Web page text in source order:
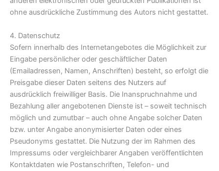
ohne ausdrückliche Zustimmung des Autors nicht gestattet.
4. Datenschutz
Sofern innerhalb des Internetangebotes die Möglichkeit zur
Eingabe persönlicher oder geschäftlicher Daten
(Emailadressen, Namen, Anschriften) besteht, so erfolgt die
Preisgabe dieser Daten seitens des Nutzers auf
ausdrücklich freiwilliger Basis. Die Inanspruchnahme und
Bezahlung aller angebotenen Dienste ist – soweit technisch
möglich und zumutbar – auch ohne Angabe solcher Daten
bzw. unter Angabe anonymisierter Daten oder eines
Pseudonyms gestattet. Die Nutzung der im Rahmen des
Impressums oder vergleichbarer Angaben veröffentlichten
Kontaktdaten wie Postanschriften, Telefon- und